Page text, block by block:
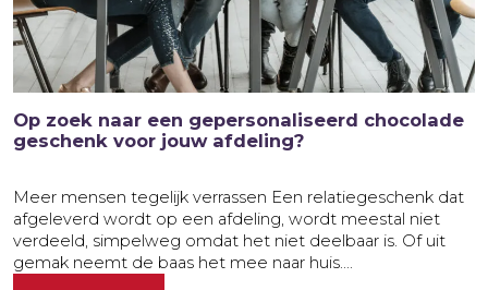
Op zoek naar een gepersonaliseerd chocolade
geschenk voor jouw afdeling?
Meer mensen tegelijk verrassen Een relatiegeschenk dat
afgeleverd wordt op een afdeling, wordt meestal niet
verdeeld, simpelweg omdat het niet deelbaar is. Of uit
gemak neemt de baas het mee naar huis....